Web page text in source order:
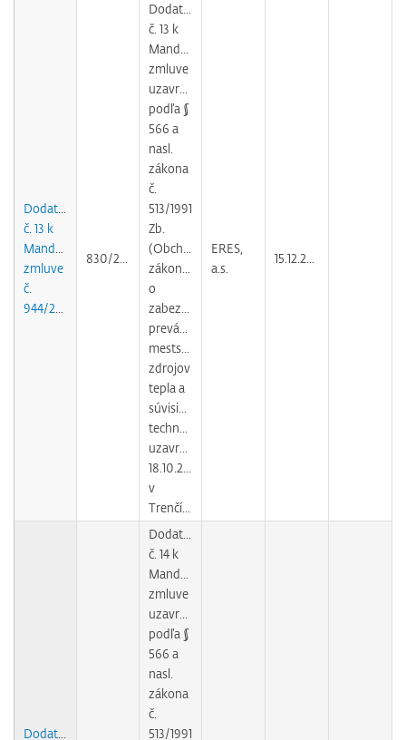
Dodatok
č. 13 k
Mandátnej
zmluve
č.
Dodatok
č. 13 k
Mandátnej
zmluve
uzavretej
podľa §
566 a
nasl.
zákona
č.
513/1991
Zb.
(Obchodného
zákonníka)
o
zabezpečovaní
prevádzky
mestských
zdrojov
tepla a
súvisiacich
technológií
uzavretej
18.10.2004
v
Trenčíne
ERES,
a.s.
Dodatok
Dodatok
č. 14 k
Mandátnej
zmluve
uzavretej
podľa §
566 a
nasl.
zákona
č.
513/1991